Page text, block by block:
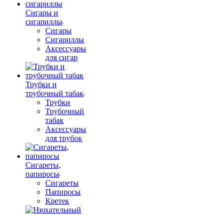
Сигары и
сигариллы
Сигары
Сигариллы
Аксессуары
для сигар
Трубки и
трубочный табак
Трубки
Трубочный
табак
Аксессуары
для трубок
Сигареты,
папиросы
Сигареты
Папиросы
Кретек